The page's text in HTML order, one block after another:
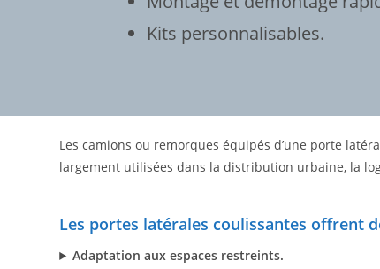
Kits personnalisables.
Les camions ou remorques équipés d’une porte
largement utilisées dans la distribution urbaine, la
Les portes latérales coulissantes offrent
Adaptation aux espaces restreints.